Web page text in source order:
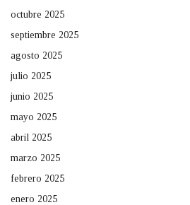
octubre 2025
septiembre 2025
agosto 2025
julio 2025
junio 2025
mayo 2025
abril 2025
marzo 2025
febrero 2025
enero 2025